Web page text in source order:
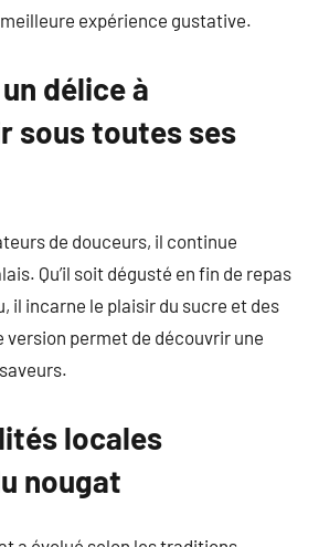
expérience gustative.
délice à
sous toutes ses
de douceurs, il continue
Qu’il soit dégusté en fin de repas
il incarne le plaisir du sucre et des
version permet de découvrir une
locales
nougat